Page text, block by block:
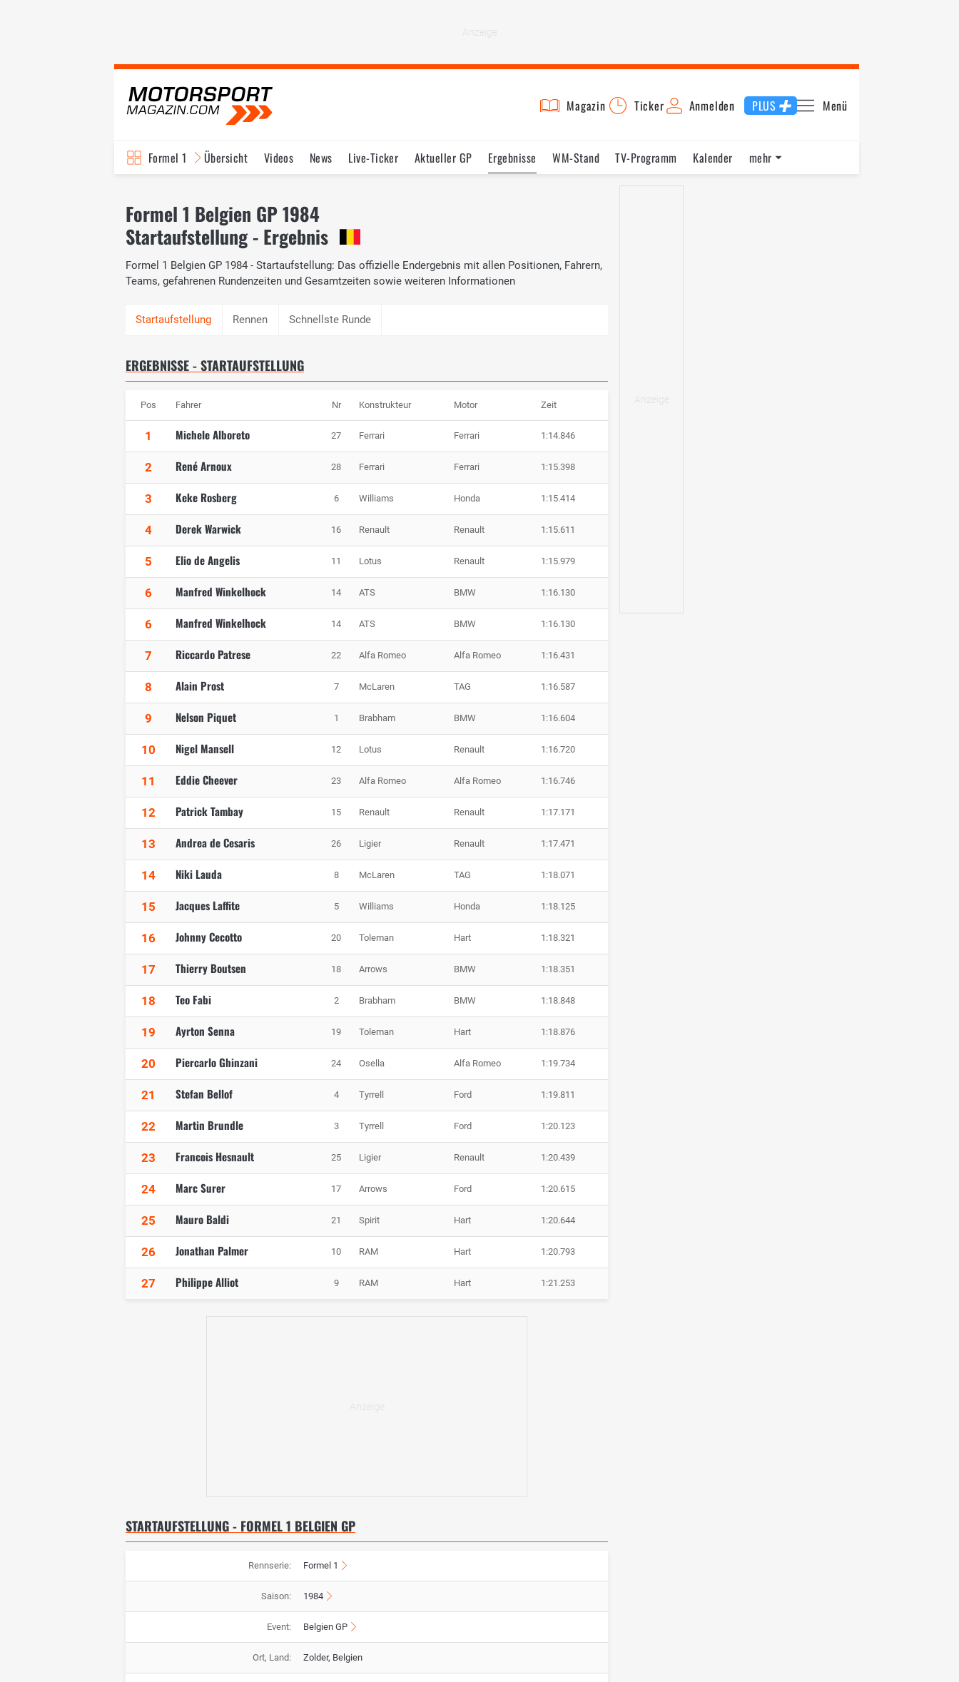
Magazin Ticker Anmelden PLUS Menü
Formel 1 Übersicht Videos News Live-Ticker Aktueller GP Ergebnisse WM-Stand TV-Programm
Kalender
mehr
Formel 1 Belgien GP 1984
Startaufstellung - Ergebnis
Formel 1 Belgien GP 1984 - Startaufstellung: Das offizielle Endergebnis mit allen Positionen, Fahrern,
Teams, gefahrenen Rundenzeiten und Gesamtzeiten sowie weiteren Informationen
Rennen Schnellste Runde
ERGEBNISSE - STARTAUFSTELLUNG
Pos Fahrer Nr Konstrukteur Motor Zeit
1 Michele Alboreto 27 Ferrari Ferrari 1:14.846
2 René Arnoux 28 Ferrari Ferrari 1:15.398
3 Keke Rosberg 6 Williams Honda 1:15.414
4 Derek Warwick 16 Renault Renault 1:15.611
5 Elio de Angelis 11 Lotus Renault 1:15.979
6 Manfred Winkelhock 14 ATS BMW 1:16.130
6 Manfred Winkelhock 14 ATS BMW 1:16.130
7 Riccardo Patrese 22 Alfa Romeo Alfa Romeo 1:16.431
8 Alain Prost 7 McLaren TAG 1:16.587
9 Nelson Piquet 1 Brabham BMW 1:16.604
10 Nigel Mansell 12 Lotus Renault 1:16.720
11 Eddie Cheever 23 Alfa Romeo Alfa Romeo 1:16.746
12 Patrick Tambay 15 Renault Renault 1:17.171
13 Andrea de Cesaris 26 Ligier Renault 1:17.471
14 Niki Lauda 8 McLaren TAG 1:18.071
15 Jacques Laffite 5 Williams Honda 1:18.125
16 Johnny Cecotto 20 Toleman Hart 1:18.321
17 Thierry Boutsen 18 Arrows BMW 1:18.351
18 Teo Fabi 2 Brabham BMW 1:18.848
19 Ayrton Senna 19 Toleman Hart 1:18.876
20 Piercarlo Ghinzani 24 Osella Alfa Romeo 1:19.734
21 Stefan Bellof 4 Tyrrell Ford 1:19.811
22 Martin Brundle 3 Tyrrell Ford 1:20.123
23 Francois Hesnault 25 Ligier Renault 1:20.439
24 Marc Surer 17 Arrows Ford 1:20.615
25 Mauro Baldi 21 Spirit Hart 1:20.644
26 Jonathan Palmer 10 RAM Hart 1:20.793
27 Philippe Alliot 9 RAM Hart 1:21.253
STARTAUFSTELLUNG - FORMEL 1 BELGIEN GP
Rennserie: Formel 1
Saison: 1984
Event: Belgien GP
Ort, Land: Zolder, Belgien